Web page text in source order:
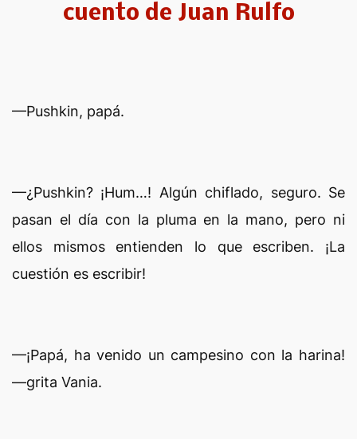
cuento de Juan Rulfo
—Pushkin, papá.
—¿Pushkin? ¡Hum…! Algún chiflado, seguro. Se
pasan el día con la pluma en la mano, pero ni
ellos mismos entienden lo que escriben. ¡La
cuestión es escribir!
—¡Papá, ha venido un campesino con la harina!
—grita Vania.